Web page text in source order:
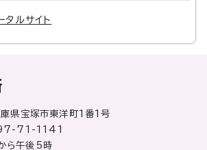
ルサイト
宝塚市東洋町1番1号
71-1141
ら午後5時